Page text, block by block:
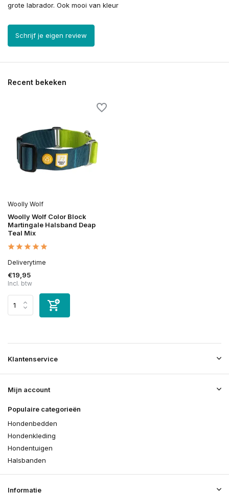
grote labrador. Ook mooi van kleur
Schrijf je eigen review
Recent bekeken
Woolly Wolf
Woolly Wolf Color Block
Martingale Halsband Deap
Teal Mix
Deliverytime
€19,95
Incl. btw
Klantenservice
Mijn account
Populaire categorieën
Hondenbedden
Hondenkleding
Hondentuigen
Halsbanden
Informatie